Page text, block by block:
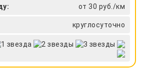
от 30 руб./км
круглосуточно